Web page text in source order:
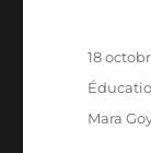
Publié
le
18
Mara